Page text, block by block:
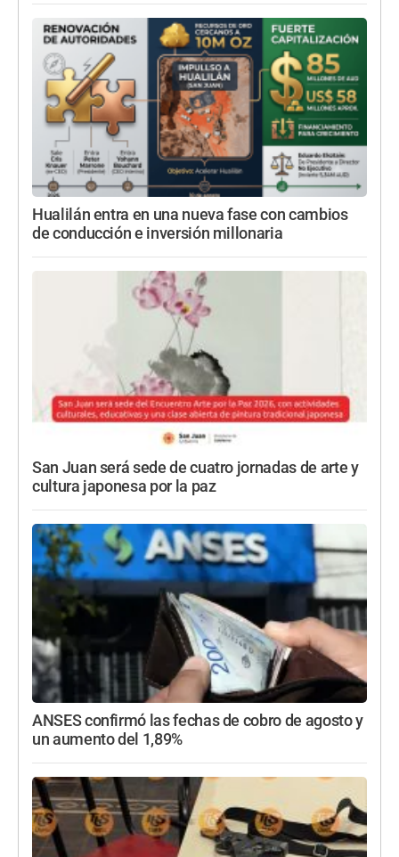
Hualilán entra en una nueva fase con cambios
de conducción e inversión millonaria
San Juan será sede de cuatro jornadas de arte y
cultura japonesa por la paz
ANSES confirmó las fechas de cobro de agosto y
un aumento del 1,89%